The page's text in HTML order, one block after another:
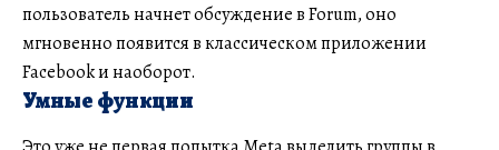
пользователь начнет обсуждение в Forum, оно
мгновенно появится в классическом приложении
Facebook и наоборот.
Умные функции